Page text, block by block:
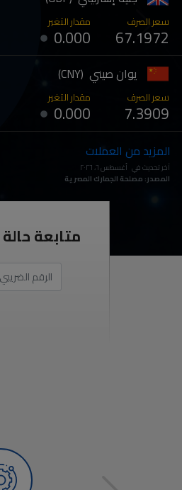
سعر الصرف
67.1972
مقدار التغير
0.000
يوان صيني (CNY)
سعر الصرف
7.3909
مقدار التغير
0.000
المزيد من العملات
آخر تحديث في أغسطس ٦، ٢٠٢٦
المصدر: مصلحة الجمارك المصرية
متابعة